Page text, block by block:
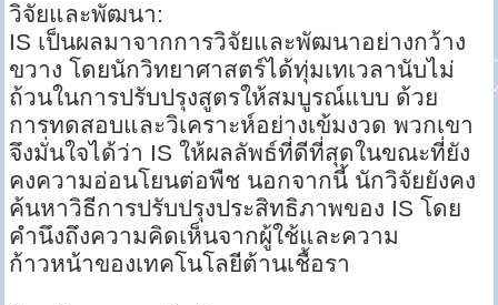
วิจัยและพัฒนา:
IS เป็นผลมาจากการวิจัยและพัฒนาอย่างกว้าง
ขวาง โดยนักวิทยาศาสตร์ได้ทุ่มเทเวลานับไม่
ถ้วนในการปรับปรุงสูตรให้สมบูรณ์แบบ ด้วย
การทดสอบและวิเคราะห์อย่างเข้มงวด พวกเขา
จึงมั่นใจได้ว่า IS ให้ผลลัพธ์ที่ดีที่สุดในขณะที่ยัง
คงความอ่อนโยนต่อพืช นอกจากนี้ นักวิจัยยังคง
ค้นหาวิธีการปรับปรุงประสิทธิภาพของ IS โดย
คำนึงถึงความคิดเห็นจากผู้ใช้และความ
ก้าวหน้าของเทคโนโลยีต้านเชื้อรา